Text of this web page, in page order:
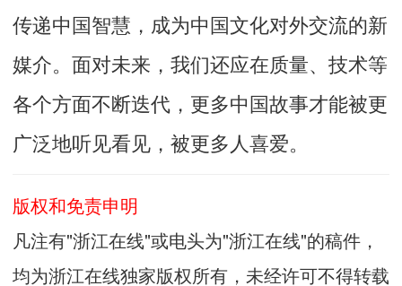
传递中国智慧，成为中国文化对外交流的新
媒介。面对未来，我们还应在质量、技术等
各个方面不断迭代，更多中国故事才能被更
广泛地听见看见，被更多人喜爱。
版权和免责申明
凡注有"浙江在线"或电头为"浙江在线"的稿件，
均为浙江在线独家版权所有，未经许可不得转载